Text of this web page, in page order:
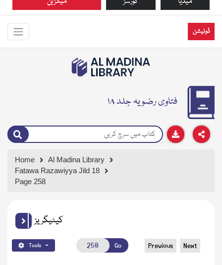
ڈونیشن
فتاوی رضویہ جلد ۱۸
Home
Al Madina Library
Fatawa Razawiyya Jild 18
Page 258
کیٹیگریز
Tools Go Previous Next